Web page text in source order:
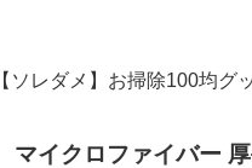
【ソレダメ】お掃除100均グ
マイクロファイバー